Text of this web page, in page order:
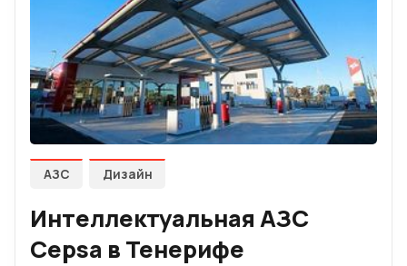
АЗС Дизайн
Интеллектуальная АЗС
Cepsa в Тенерифе